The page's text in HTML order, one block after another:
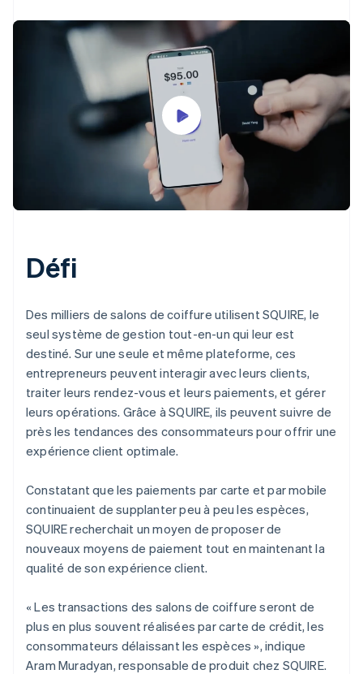
Défi
Des milliers de salons de coiffure utilisent SQUIRE, le
seul système de gestion tout-en-un qui leur est
destiné. Sur une seule et même plateforme, ces
entrepreneurs peuvent interagir avec leurs clients,
traiter leurs rendez-vous et leurs paiements, et gérer
leurs opérations. Grâce à SQUIRE, ils peuvent suivre de
près les tendances des consommateurs pour offrir une
expérience client optimale.
Constatant que les paiements par carte et par mobile
continuaient de supplanter peu à peu les espèces,
SQUIRE recherchait un moyen de proposer de
nouveaux moyens de paiement tout en maintenant la
qualité de son expérience client.
« Les transactions des salons de coiffure seront de
plus en plus souvent réalisées par carte de crédit, les
consommateurs délaissant les espèces », indique
Aram Muradyan, responsable de produit chez SQUIRE.